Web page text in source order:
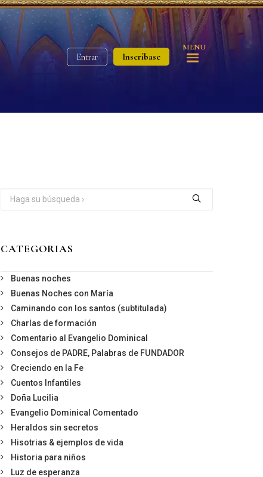
Entrar Inscríbase
MENU
CATEGORIAS
Buenas noches
Buenas Noches con María
Caminando con los santos (subtitulada)
Charlas de formación
Comentario al Evangelio Dominical
Consejos de PADRE, Palabras de FUNDADOR
Creciendo en la Fe
Cuentos Infantiles
Doña Lucilia
Evangelio Dominical Comentado
Heraldos sin secretos
Hisotrias & ejemplos de vida
Historia para niños
Luz de esperanza